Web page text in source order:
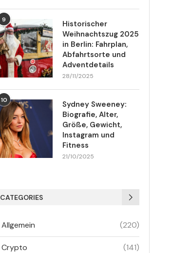
9
Historischer
Weihnachtszug 2025
in Berlin: Fahrplan,
Abfahrtsorte und
Adventdetails
28/11/2025
10
Sydney Sweeney:
Biografie, Alter,
Größe, Gewicht,
Instagram und
Fitness
21/10/2025
CATEGORIES
Allgemein (220)
Crypto (141)